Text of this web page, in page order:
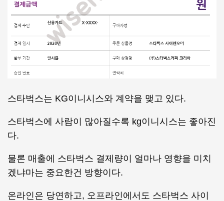
스타벅스는 KG이니시스와 계약을 맺고 있다.
스타벅스에 사람이 많아질수록 kg이니시스는 좋아진
다.
물론 매출에 스타벅스 결제량이 얼마나 영향을 미치
겠냐마는 중요한건 방향이다.
온라인은 당연하고, 오프라인에서도 스타벅스 사이